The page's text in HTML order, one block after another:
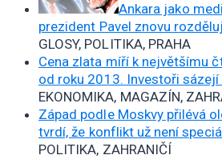
Ankara jako
prezident Pavel znovu
GLOSY, POLITIKA, PRAHA
Cena zlata míří k největšímu
od roku 2013. Investoři sázejí
EKONOMIKA, MAGAZÍN,
Západ podle Moskvy přilévá
tvrdí, že konflikt už není
POLITIKA, ZAHRANIČÍ